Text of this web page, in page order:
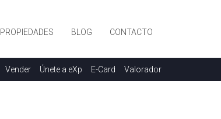
PROPIEDADES BLOG CONTACTO
Vender Únete a eXp E-Card Valorador